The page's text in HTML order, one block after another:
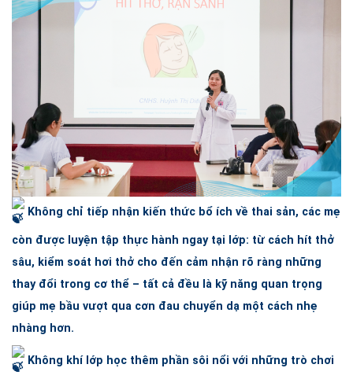
Không chỉ tiếp nhận kiến thức bổ ích về thai sản, các mẹ
còn được luyện tập thực hành ngay tại lớp: từ cách hít thở
sâu, kiểm soát hơi thở cho đến cảm nhận rõ ràng những
thay đổi trong cơ thể – tất cả đều là kỹ năng quan trọng
giúp mẹ bầu vượt qua cơn đau chuyển dạ một cách nhẹ
nhàng hơn.
Không khí lớp học thêm phần sôi nổi với những trò chơi